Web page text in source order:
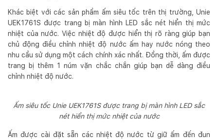
Khác biệt với các sản phẩm ấm siêu tốc trên thị trường, Unie
UEK1761S được trang bị màn hình LED sắc nét hiển thị mức
nhiệt của nước. Việc nhiệt độ được hiển thị rõ ràng giúp bạn
chủ động điều chỉnh nhiệt độ nước ấm hay nước nóng theo
nhu cầu sử dụng một cách chính xác nhất. Đồng thời, ấm được
trang bị thêm 1 núm vặn chắc chắn giúp bạn dễ dàng điều
chỉnh nhiệt độ nước.
Ấm siêu tốc Unie UEK1761S được trang bị màn hình LED sắc
nét hiển thị mức nhiệt của nước
Ấm được cài đặt sẵn các nhiệt độ nước từ giữ ấm đến đun